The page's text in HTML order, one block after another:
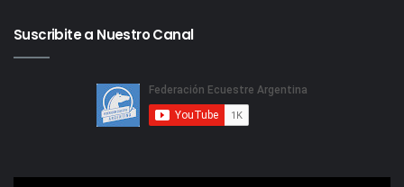
Suscribite a Nuestro Canal